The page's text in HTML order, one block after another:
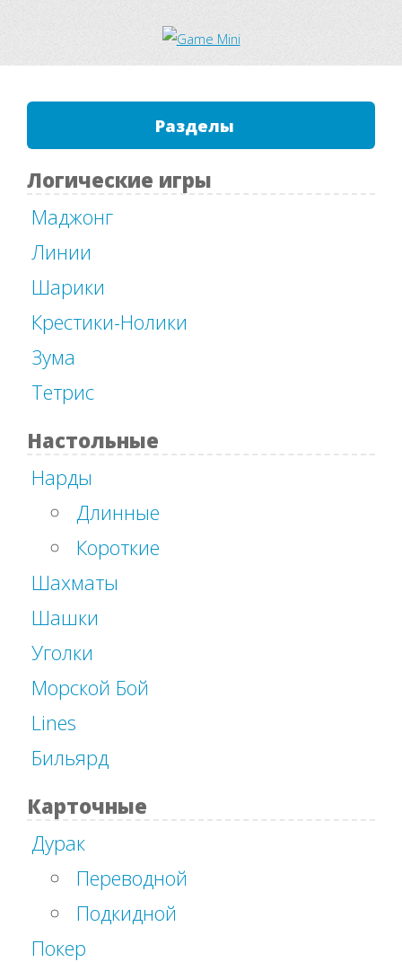
Разделы
Логические игры
Маджонг
Линии
Шарики
Крестики-Нолики
Зума
Тетрис
Настольные
Нарды
Длинные
Короткие
Шахматы
Шашки
Уголки
Морской Бой
Lines
Бильярд
Карточные
Дурак
Переводной
Подкидной
Покер